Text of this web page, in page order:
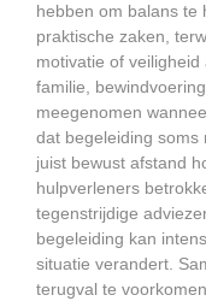
hebben om balans te
praktische zaken,
motivatie of
familie,
meegenomen
dat begeleiding soms
juist bewust afstand
hulpverleners
tegenstrijdige
begeleiding kan
situatie verandert.
terugval te